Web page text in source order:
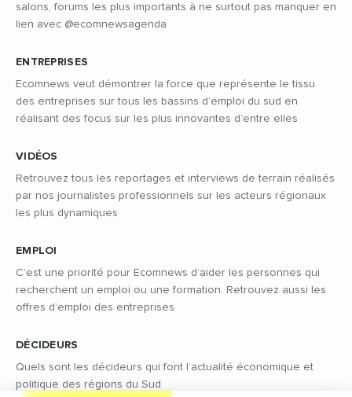
salons, forums les plus importants à ne surtout pas manquer en
lien avec @ecomnewsagenda
ENTREPRISES
Ecomnews veut démontrer la force que représente le tissu
des entreprises sur tous les bassins d’emploi du sud en
réalisant des focus sur les plus innovantes d’entre elles
VIDÉOS
Retrouvez tous les reportages et interviews de terrain réalisés
par nos journalistes professionnels sur les acteurs régionaux
les plus dynamiques
EMPLOI
C’est une priorité pour Ecomnews d’aider les personnes qui
recherchent un emploi ou une formation. Retrouvez aussi les
offres d’emploi des entreprises
DÉCIDEURS
Quels sont les décideurs qui font l’actualité économique et
politique des régions du Sud